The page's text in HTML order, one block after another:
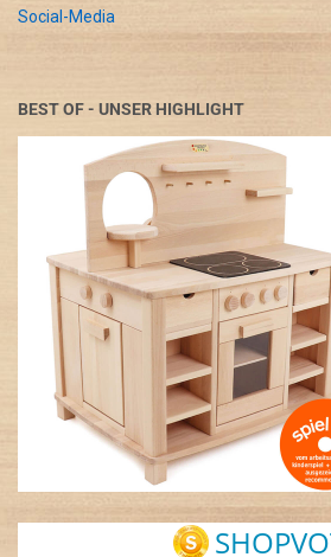
Social-Media
BEST OF - UNSER HIGHLIGHT